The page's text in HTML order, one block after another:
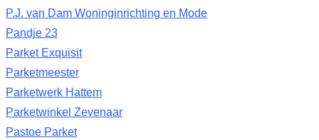
P.J. van Dam Woninginrichting en Mode
Pandje 23
Parket Exquisit
Parketmeester
Parketwerk Hattem
Parketwinkel Zevenaar
Pastoe Parket